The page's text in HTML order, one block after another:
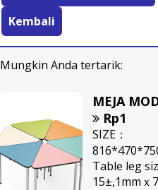
Kembali
Mungkin Anda tertarik:
Rp1
SIZE：
Table leg
15±,1mmｘ